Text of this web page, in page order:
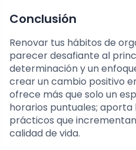
Conclusión
Renovar tus hábitos de
parecer desafiante al
determinación y un
crear un cambio positivo
ofrece más que solo un
horarios puntuales;
prácticos que
calidad de vida.